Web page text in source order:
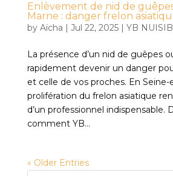
Enlèvement de nid de
Marne : danger frelon
by Aïcha | Jul 22, 2025| YB
La présence d’un nid de guêpes
rapidement devenir un danger
et celle de vos proches. En Seine-
prolifération du frelon asiatique
d’un professionnel indispensable.
comment YB...
« Older Entries